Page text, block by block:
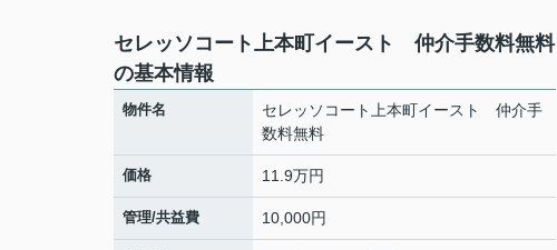
セレッソコート上本町イースト 仲介手数料無料
の基本情報
物件名
セレッソコート上本町イースト 仲介手
数料無料
価格 11.9万円
管理/共益費 10,000円